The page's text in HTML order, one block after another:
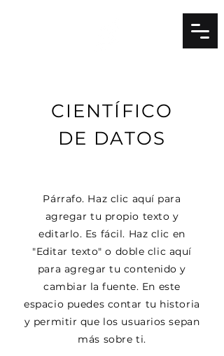
CIENTÍFICO
DE DATOS
Párrafo. Haz clic aquí para
agregar tu propio texto y
editarlo. Es fácil. Haz clic en
"Editar texto" o doble clic aquí
para agregar tu contenido y
cambiar la fuente. En este
espacio puedes contar tu historia
y permitir que los usuarios sepan
más sobre ti.